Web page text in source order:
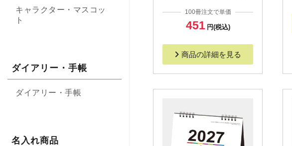
100冊注文で単価
451 円(税込)
商品の詳細を見る
キャラクター・マスコッ
ト
ダイアリー・手帳
ダイアリー・手帳
名入れ商品